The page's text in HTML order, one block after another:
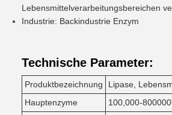
Lebensmittelverarbeitungsbereichen
Industrie: Backindustrie Enzym
Technische Parameter:
Produktbezeichnung
Lipase,
Hauptenzyme
100,000-